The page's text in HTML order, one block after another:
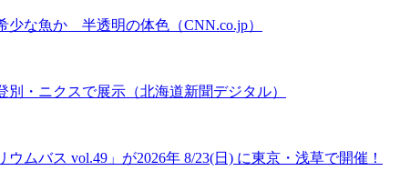
少な魚か 半透明の体色（CNN.co.jp）
・ニクスで展示（北海道新聞デジタル）
ムバス vol.49」が2026年 8/23(日) に東京・浅草で開催！